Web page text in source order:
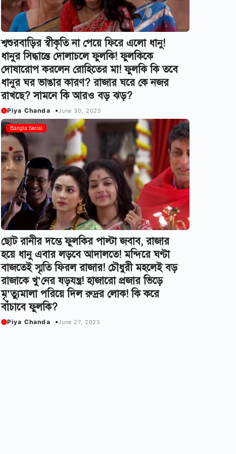
শ্বশুরবাড়ির স্বীকৃতি না পেয়ে ফিরে এলো ধানু!
ধানুর সিদ্ধান্তে দোলাচলে ফুলকি! ফুলকিকে
দোষারোপ করলেন রোহিতের মা! ফুলকি কি তবে
ধানুর ঘর ভাঙার কারণ? রাজার ঘরে কে নজর
রাখছে? সামনে কি আরও বড় ঝড়?
Piya Chanda June 30, 2025
Bangla Serial
ছোট রানীর দম্ভে ফুলকির পাল্টা জবাব, রাজার
হয়ে ধানু এবার লড়বে আদালতে! মন্দিরে ঘণ্টা
বাজতেই স্মৃতি ফিরল রাজার! চৌধুরী মহলেই বড়
রাজাকে খু’নের ষড়যন্ত্র! হাজারো প্রজার ভিড়ে
মৃ’ত্যুমালা পরিয়ে দিল রুদ্রর লোক! কি করে
বাঁচাবে ফুলকি?
Piya Chanda June 27, 2025